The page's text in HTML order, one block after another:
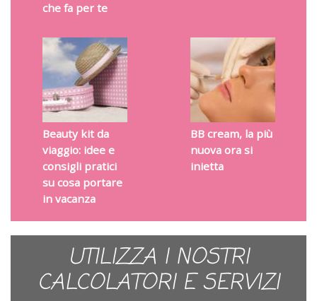
che fa per te
Beauty kit da
viaggio: idee e
consigli pratici
su cosa portare
in vacanza
BB cream, la più
nuova ora si
inietta
UTILIZZA I NOSTRI
CALCOLATORI E SERVIZI